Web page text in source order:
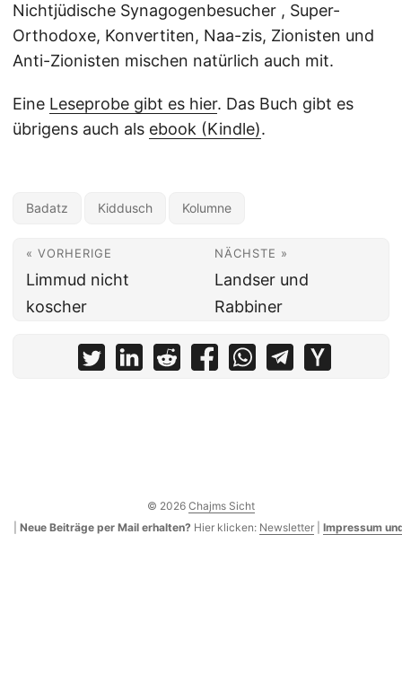
Nichtjüdische Synagogenbesucher , Super-
Orthodoxe, Konvertiten, Naa-zis, Zionisten und
Anti-Zionisten mischen natürlich auch mit.
Eine Leseprobe gibt es hier. Das Buch gibt es
übrigens auch als ebook (Kindle).
Badatz Kiddusch Kolumne
« VORHERIGE
Limmud nicht
koscher
NÄCHSTE »
Landser und
Rabbiner
© 2026 Chajms Sicht
Neue Beiträge per Mail erhalten? Hier klicken: Newsletter Impressum